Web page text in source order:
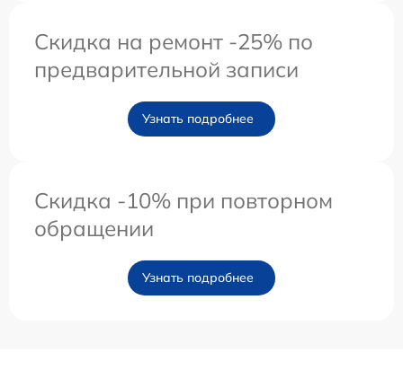
Скидка на ремонт -25% по
предварительной записи
Узнать подробнее
Скидка -10% при повторном
обращении
Узнать подробнее